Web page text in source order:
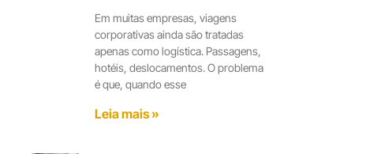
Em muitas empresas, viagens
corporativas ainda são tratadas
apenas como logística. Passagens,
hotéis, deslocamentos. O problema
é que, quando esse
Leia mais »